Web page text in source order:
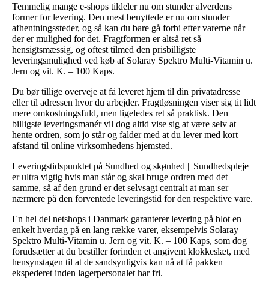
Temmelig mange e-shops tildeler nu om stunder alverdens
former for levering. Den mest benyttede er nu om stunder
afhentningssteder, og så kan du bare gå forbi efter varerne når
der er mulighed for det. Fragtformen er altså ret så
hensigtsmæssig, og oftest tilmed den prisbilligste
leveringsmulighed ved køb af Solaray Spektro Multi-Vitamin u.
Jern og vit. K. – 100 Kaps.
Du bør tillige overveje at få leveret hjem til din privatadresse
eller til adressen hvor du arbejder. Fragtløsningen viser sig tit lidt
mere omkostningsfuld, men ligeledes ret så praktisk. Den
billigste leveringsmanér vil dog altid vise sig at være selv at
hente ordren, som jo står og falder med at du lever med kort
afstand til online virksomhedens hjemsted.
Leveringstidspunktet på Sundhed og skønhed || Sundhedspleje
er ultra vigtig hvis man står og skal bruge ordren med det
samme, så af den grund er det selvsagt centralt at man ser
nærmere på den forventede leveringstid for den respektive vare.
En hel del netshops i Danmark garanterer levering på blot en
enkelt hverdag på en lang række varer, eksempelvis Solaray
Spektro Multi-Vitamin u. Jern og vit. K. – 100 Kaps, som dog
forudsætter at du bestiller forinden et angivent klokkeslæt, med
hensynstagen til at de sandsynligvis kan nå at få pakken
ekspederet inden lagerpersonalet har fri.